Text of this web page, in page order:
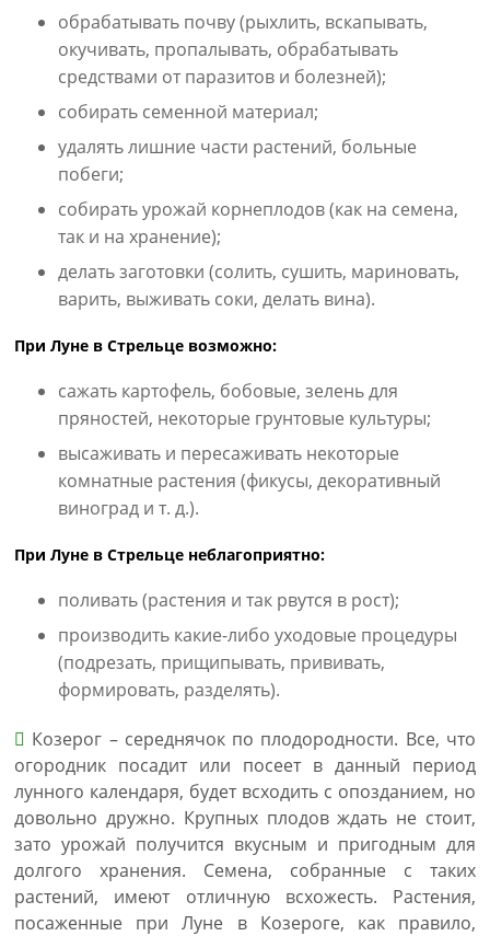
обрабатывать почву (рыхлить, вскапывать,
окучивать, пропалывать, обрабатывать
средствами от паразитов и болезней);
собирать семенной материал;
удалять лишние части растений, больные
побеги;
собирать урожай корнеплодов (как на семена,
так и на хранение);
делать заготовки (солить, сушить, мариновать,
варить, выживать соки, делать вина).
При Луне в Стрельце возможно:
сажать картофель, бобовые, зелень для
пряностей, некоторые грунтовые культуры;
высаживать и пересаживать некоторые
комнатные растения (фикусы, декоративный
виноград и т. д.).
При Луне в Стрельце неблагоприятно:
поливать (растения и так рвутся в рост);
производить какие-либо уходовые процедуры
(подрезать, прищипывать, прививать,
формировать, разделять).
Козерог – середнячок по плодородности. Все, что
огородник посадит или посеет в данный период
лунного календаря, будет всходить с опозданием, но
довольно дружно. Крупных плодов ждать не стоит,
зато урожай получится вкусным и пригодным для
долгого хранения. Семена, собранные с таких
растений, имеют отличную всхожесть. Растения,
посаженные при Луне в Козероге, как правило,